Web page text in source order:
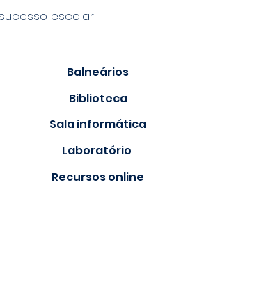
escolar
Balneários
Biblioteca
Sala informática
Laboratório
Recursos online